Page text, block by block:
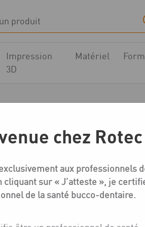
Impression
3D
Matériel
EV-Série
chez Rotec
aux professionnels
cliquant sur « J’atteste », je
de la santé bucco-dentaire.